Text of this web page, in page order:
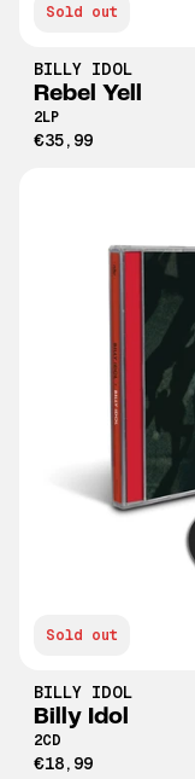
Sold out
BILLY IDOL
Rebel Yell
2LP
€35,99
Sold out
BILLY IDOL
Billy Idol
2CD
€18,99